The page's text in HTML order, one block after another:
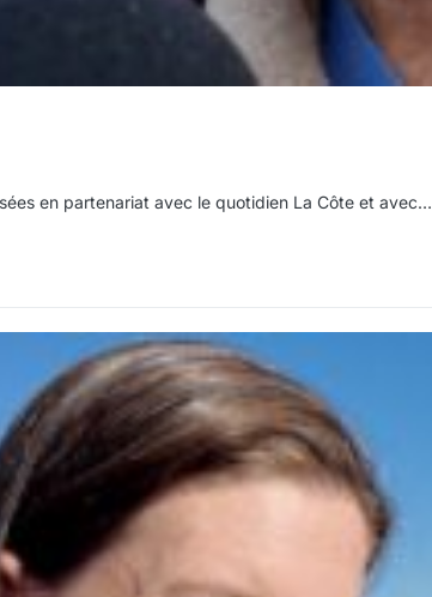
en partenariat avec le quotidien La Côte et avec…